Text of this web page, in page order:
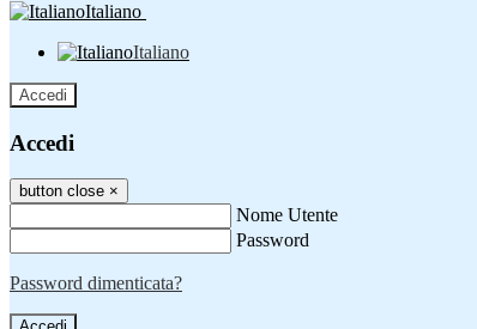
Italiano
Italiano
Accedi
Accedi
button close ×
Nome Utente
Password
Password dimenticata?